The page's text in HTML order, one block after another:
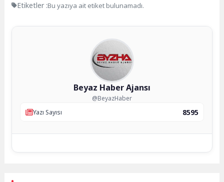
Etiketler :Bu yazıya ait etiket bulunamadı.
Beyaz Haber Ajansı
@BeyazHaber
Yazı Sayısı
8595